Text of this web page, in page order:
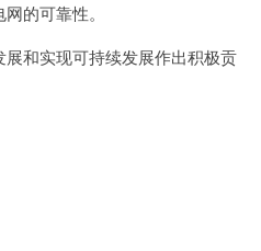
的可靠性。
和实现可持续发展作出积极贡